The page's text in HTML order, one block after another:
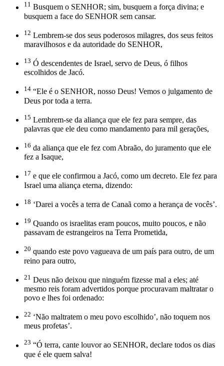
11 Busquem o SENHOR; sim, busquem a força divina; e
busquem a face do SENHOR sem cansar.
12 Lembrem-se dos seus poderosos milagres, dos seus feitos
maravilhosos e da autoridade do SENHOR,
13 Ó descendentes de Israel, servo de Deus, ó filhos
escolhidos de Jacó.
14 “Ele é o SENHOR, nosso Deus! Vemos o julgamento de
Deus por toda a terra.
15 Lembrem-se da aliança que ele fez para sempre, das
palavras que ele deu como mandamento para mil gerações,
16 da aliança que ele fez com Abraão, do juramento que ele
fez a Isaque,
17 e que ele confirmou a Jacó, como um decreto. Ele fez para
Israel uma aliança eterna, dizendo:
18 ‘Darei a vocês a terra de Canaã como a herança de vocês’.
19 Quando os israelitas eram poucos, muito poucos, e não
passavam de estrangeiros na Terra Prometida,
20 quando este povo vagueava de um país para outro, de um
reino para outro,
21 Deus não deixou que ninguém fizesse mal a eles; até
mesmo reis foram advertidos porque procuravam maltratar o
povo e lhes foi ordenado:
22 ‘Não maltratem o meu povo escolhido’, não toquem nos
meus profetas’.
23 “Ó terra, cante louvor ao SENHOR, declare todos os dias
que é ele quem salva!